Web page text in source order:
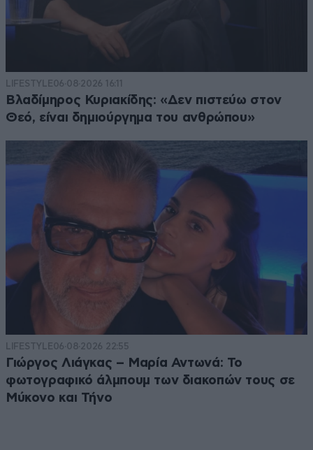
LIFESTYLE06·08·2026 16:11
Βλαδίμηρος Κυριακίδης: «Δεν πιστεύω στον
Θεό, είναι δημιούργημα του ανθρώπου»
LIFESTYLE06·08·2026 22:55
Γιώργος Λιάγκας – Μαρία Αντωνά: Το
φωτογραφικό άλμπουμ των διακοπών τους σε
Μύκονο και Τήνο